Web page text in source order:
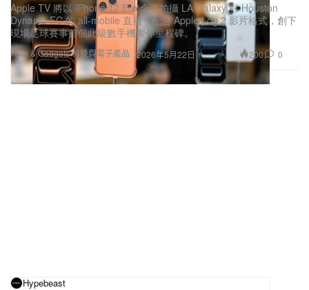
Apple TV 將以 iPhone 17 Pro 全程拍攝 LA Galaxy 對 Houston
Dynamo FC 的 all‑mobile 直播，配合 Apple Log 2 影片格式，創下
現場足球賽事首個此級數手機製作里程碑。
Tech & Gadgets 科技與電子產品 2026年5月22日 200 0
Hypebeast